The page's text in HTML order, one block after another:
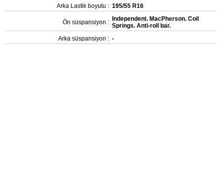
Arka Lastik boyutu : 195/55 R16
Ön süspansiyon : Independent. MacPherson. Coil
Springs. Anti-roll bar.
Arka süspansiyon : -